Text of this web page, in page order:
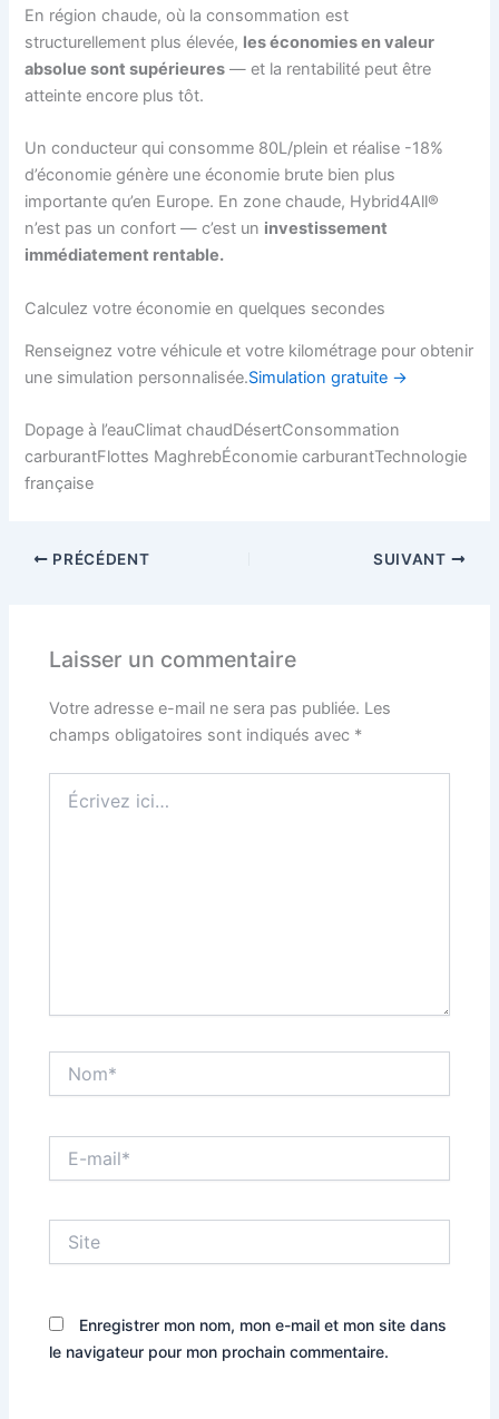
En région chaude, où la consommation est
structurellement plus élevée, les économies en valeur
absolue sont supérieures — et la rentabilité peut être
atteinte encore plus tôt.
Un conducteur qui consomme 80L/plein et réalise -18%
d’économie génère une économie brute bien plus
importante qu’en Europe. En zone chaude, Hybrid4All®
n’est pas un confort — c’est un investissement
immédiatement rentable.
Calculez votre économie en quelques secondes
Renseignez votre véhicule et votre kilométrage pour obtenir
une simulation personnalisée.Simulation gratuite →
Dopage à l’eauClimat chaudDésertConsommation
carburantFlottes MaghrebÉconomie carburantTechnologie
française
PRÉCÉDENT SUIVANT
Laisser un commentaire
Votre adresse e-mail ne sera pas publiée. Les
champs obligatoires sont indiqués avec *
ici…
mail*
Enregistrer mon nom, mon e-mail et mon site dans
le navigateur pour mon prochain commentaire.